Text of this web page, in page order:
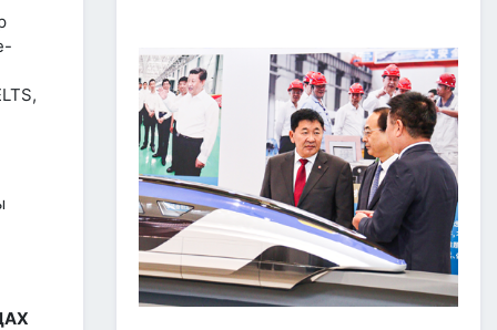
Зам, тээврийн салбарын статистикийн
мэдээ /2026 оны 6 дугаар сар/
2026/07/20
Зам, тээврийн сайдын багцын улсын
төсвийн хөрөнгөөр баригдаж буй
төсөл, арга хэмжээний ажлын
гүйцэтгэл, санхүүжилтийн 2026 оны 6
дугаар сарын мэдээ
2026/07/09
ЗАМ, ТЭЭВРИЙН САЛБАР
2026 ОНЫ ЭХНИЙ ХАГАС